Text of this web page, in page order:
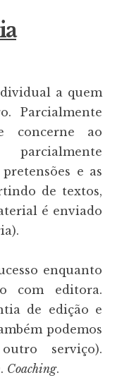
a quem
Parcialmente
concerne ao
e as
de textos,
é enviado
enquanto
com editora.
de edição e
podemos
serviço).
Coaching.